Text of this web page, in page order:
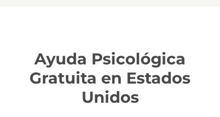
Ayuda Psicológica
Gratuita en Estados
Unidos